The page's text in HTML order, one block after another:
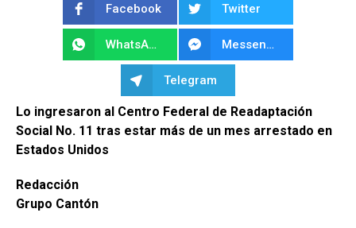
Facebook Twitter
WhatsApp Messenger
Telegram
Lo ingresaron al Centro Federal de Readaptación
Social No. 11 tras estar más de un mes arrestado en
Estados Unidos
Redacción
Grupo Cantón